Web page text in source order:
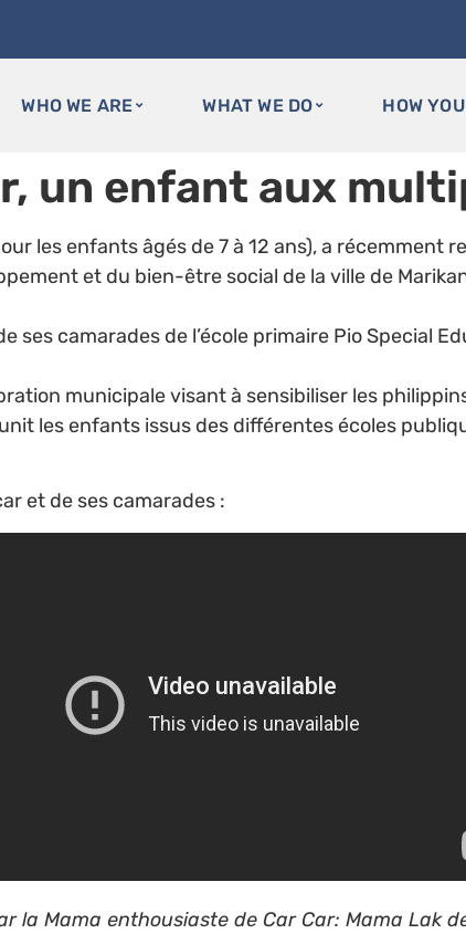
WHO WE ARE WHAT WE DO HOW
un enfant aux
les enfants âgés de 7 à 12 ans), a
et du bien-être social de la ville de
ses camarades de l’école primaire Pio Special
municipale visant à sensibiliser les
les enfants issus des différentes écoles
et de ses camarades :
la Mama enthousiaste de Car Car: Mama Lak